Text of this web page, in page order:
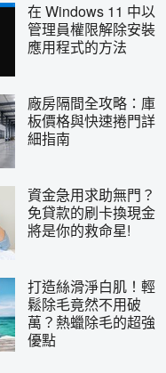
在 Windows 11 中以
管理員權限解除安裝
應用程式的方法
廠房隔間全攻略：庫
板價格與快速捲門詳
細指南
資金急用求助無門？
免貸款的刷卡換現金
將是你的救命星!
打造絲滑淨白肌！輕
鬆除毛竟然不用破
萬？熱蠟除毛的超強
優點